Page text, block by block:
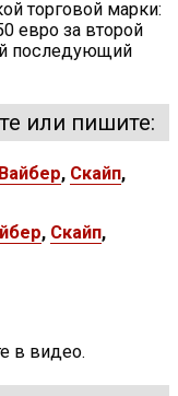
торговой марки:
евро за второй
последующий
или пишите:
Вайбер, Скайп,
, Скайп,
в видео.